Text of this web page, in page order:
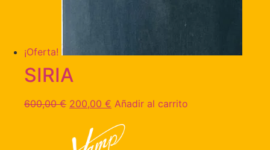
¡Oferta!
SIRIA
600,00€ 200,00 € Añadir al carrito